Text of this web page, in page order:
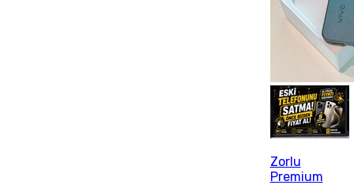
Zorlu
Premium